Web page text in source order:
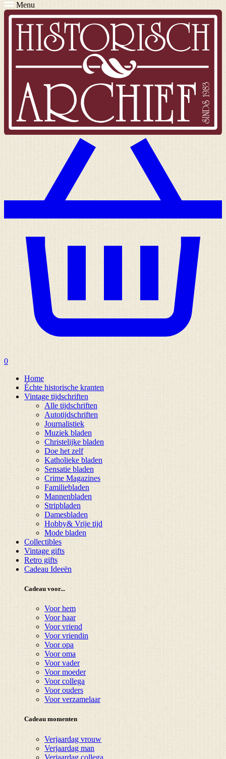
Menu
0
Home
Échte historische kranten
Vintage tijdschriften
Alle tijdschriften
Autotijdschriften
Journalistiek
Muziek bladen
Christelijke bladen
Doe het zelf
Katholieke bladen
Sensatie bladen
Crime Magazines
Familiebladen
Mannenbladen
Stripbladen
Damesbladen
Hobby& Vrije tijd
Mode bladen
Collectibles
Vintage gifts
Retro gifts
Cadeau Ideeën
Cadeau voor...
Voor hem
Voor haar
Voor vriend
Voor vriendin
Voor opa
Voor oma
Voor vader
Voor moeder
Voor collega
Voor ouders
Voor verzamelaar
Cadeau momenten
Verjaardag vrouw
Verjaardag man
Verjaardag collega